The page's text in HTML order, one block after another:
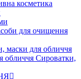
косметика
для очищення
маски для обличчя
Сироватки,